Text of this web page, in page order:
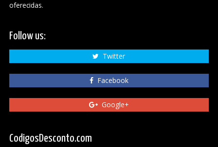
oferecidas.
Follow us:
Twitter
Facebook
Google+
CodigosDesconto.com